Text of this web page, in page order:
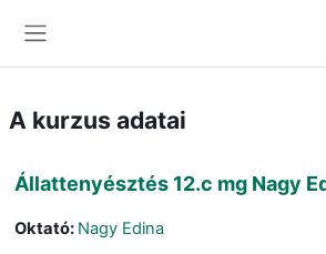
A kurzus adatai
Állattenyésztés 12.c mg Nagy
Oktató: Nagy Edina